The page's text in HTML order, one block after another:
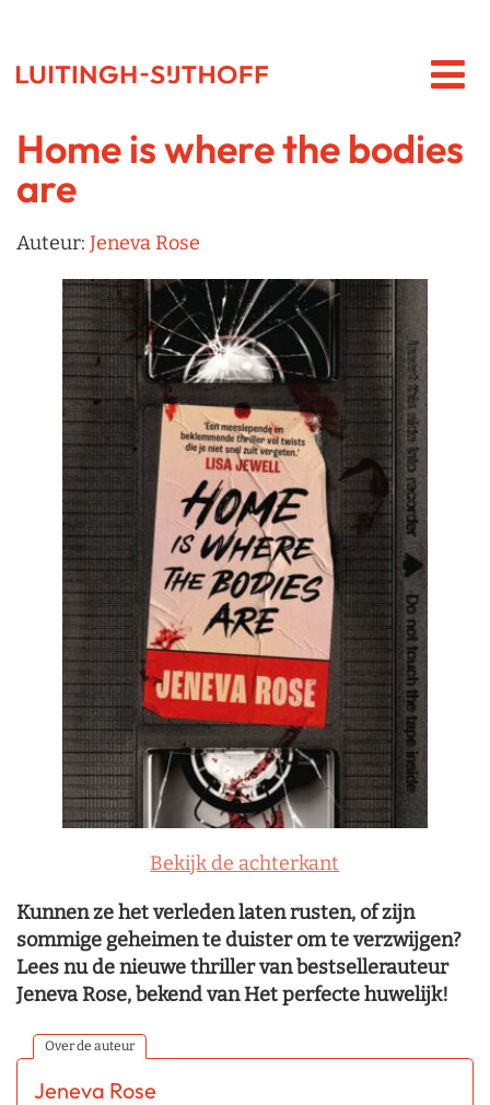
Home is where the bodies
are
Auteur: Jeneva Rose
Bekijk de achterkant
Kunnen ze het verleden laten rusten, of zijn
sommige geheimen te duister om te verzwijgen?
Lees nu de nieuwe thriller van bestsellerauteur
Jeneva Rose, bekend van Het perfecte huwelijk!
Over de auteur
Jeneva Rose